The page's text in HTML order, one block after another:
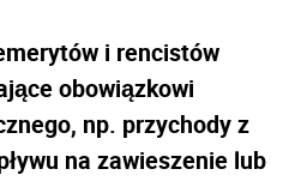
i rencistów
obowiązkowi
np. przychody z
na zawieszenie lub